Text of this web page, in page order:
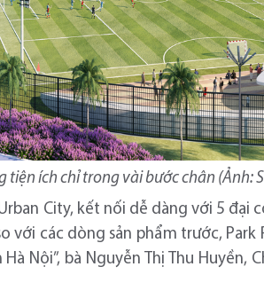
tiện ích chỉ trong vài bước chân (Ảnh:
City, kết nối dễ dàng với 5 đại
các dòng sản phẩm trước, Park
Nội”, bà Nguyễn Thị Thu Huyền,